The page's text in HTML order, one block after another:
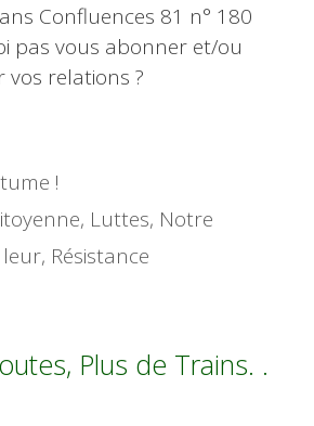
Confluences 81 n° 180
pas vous abonner et/ou
vos relations ?
!
, Luttes, Notre
leur, Résistance
Plus de Trains. .